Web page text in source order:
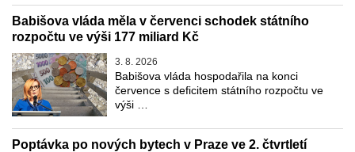
Babišova vláda měla v červenci schodek státního
rozpočtu ve výši 177 miliard Kč
3. 8. 2026
Babišova vláda hospodařila na konci
července s deficitem státního rozpočtu ve
výši …
Poptávka po nových bytech v Praze ve 2. čtvrtletí